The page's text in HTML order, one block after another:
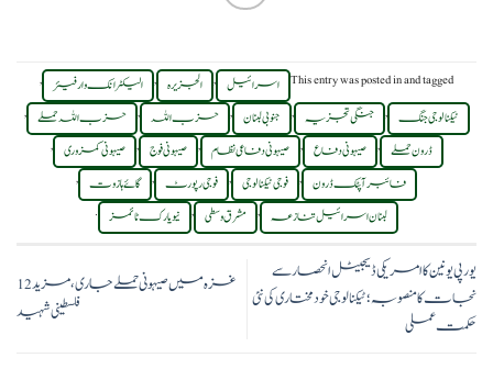
This entry was posted inand tagged اسرائیل , الجزیرہ , الیکٹرانک وارفیئر ,
ٹیکنالوجی جنگ , جنگی تجزیہ , جنوبی لبنان , حزب اللہ , حزب اللہ حملے ,
ڈرون حملے , صیہونی دفاع , صیہونی دفاعی نظام , صیہونی فوج , صیہونی کمزوری ,
فائبر آپٹک ڈرون , فوجی ٹیکنالوجی , فوجی رپورٹ , گائے ہازوت ,
لبنان اسرائیل تنازعہ , مشرق وسطی , نیویارک ٹائمز .
یورپی یونین کا امریکی ڈیجیٹل انحصار سے
نجات کا منصوبہ؛ ٹیکنالوجی خودمختاری کی نئی
حکمت عملی
غزہ میں صیہونی حملے جاری، مزید 12
فلسطینی شہید